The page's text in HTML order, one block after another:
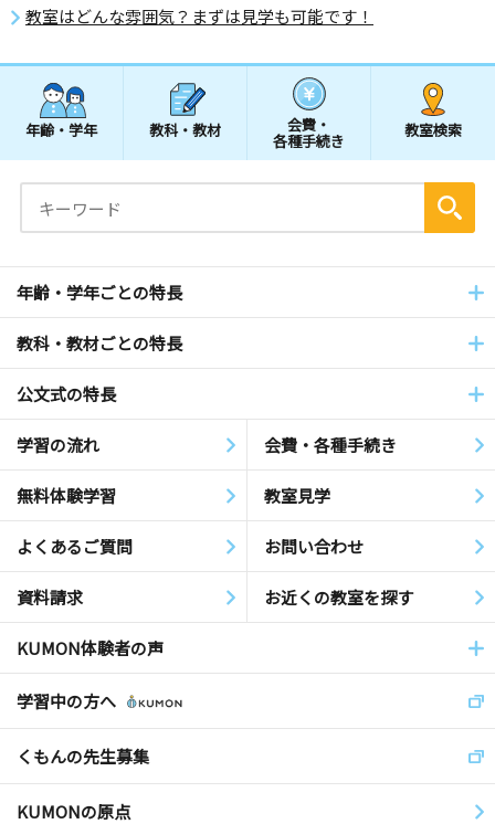
教室はどんな雰囲気？まずは見学も可能です！
年齢・学年 教科・教材 会費・
各種手続き
教室検索
年齢・学年ごとの特長
教科・教材ごとの特長
公文式の特長
学習の流れ 会費・各種手続き
無料体験学習 教室見学
よくあるご質問 お問い合わせ
資料請求 お近くの教室を探す
KUMON体験者の声
学習中の方へ
くもんの先生募集
KUMONの原点